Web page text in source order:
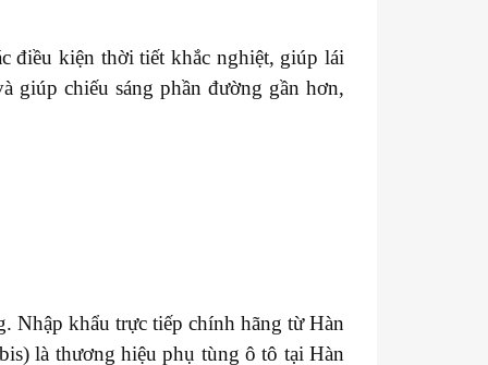
điều kiện thời tiết khắc nghiệt, giúp lái
giúp chiếu sáng phần đường gần hơn,
Nhập khẩu trực tiếp chính hãng từ Hàn
là thương hiệu phụ tùng ô tô tại Hàn